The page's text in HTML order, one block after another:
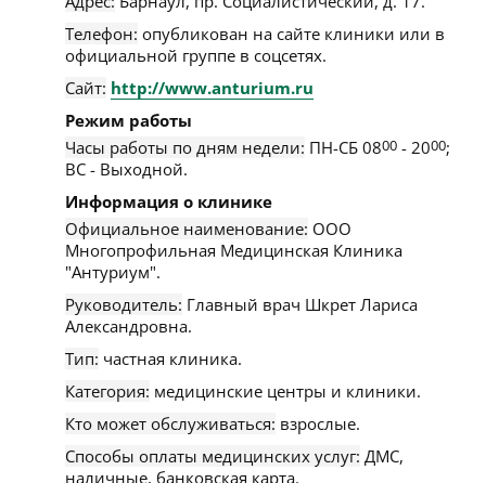
Телефон: опубликован на сайте клиники или в
официальной группе в соцсетях.
Сайт: http://www.anturium.ru
Режим работы
Часы работы по дням недели: ПН-СБ 0800 - 2000;
ВС - Выходной.
Информация о клинике
Официальное наименование: ООО
Многопрофильная Медицинская Клиника
"Антуриум".
Руководитель: Главный врач Шкрет Лариса
Александровна.
Тип: частная клиника.
Категория: медицинские центры и клиники.
Кто может обслуживаться: взрослые.
Способы оплаты медицинских услуг: ДМС,
наличные, банковская карта.